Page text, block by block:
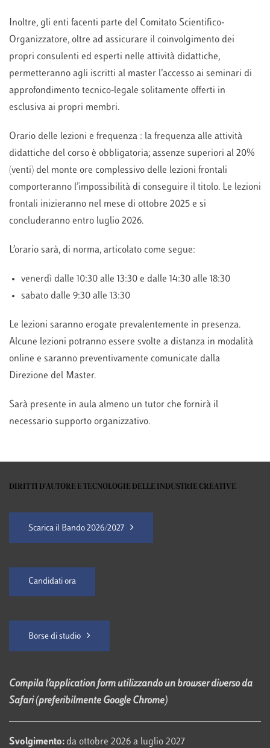
Inoltre, gli enti facenti parte del Comitato Scientifico-
Organizzatore, oltre ad assicurare il coinvolgimento dei
propri consulenti ed esperti nelle attività didattiche,
permetteranno agli iscritti al master l’accesso ai seminari di
approfondimento tecnico-legale solitamente offerti in
esclusiva ai propri membri.
Orario delle lezioni e frequenza : la frequenza alle attività
didattiche del corso è obbligatoria; assenze superiori al 20%
(venti) del monte ore complessivo delle lezioni frontali
comporteranno l’impossibilità di conseguire il titolo. Le lezioni
frontali inizieranno nel mese di ottobre 2025 e si
concluderanno entro luglio 2026.
L’orario sarà, di norma, articolato come segue:
venerdì dalle 10:30 alle 13:30 e dalle 14:30 alle 18:30
sabato dalle 9:30 alle 13:30
Le lezioni saranno erogate prevalentemente in presenza.
Alcune lezioni potranno essere svolte a distanza in modalità
online e saranno preventivamente comunicate dalla
Direzione del Master.
Sarà presente in aula almeno un tutor che fornirà il
necessario supporto organizzativo.
DIRITTI D'AUTORE E TECNOLOGIE DELLE INDUSTRIE CREATIVE
Scarica il Bando 2026/2027
Candidati ora
Borse di studio
Compila l’application form utilizzando un browser diverso da
Safari (preferibilmente Google Chrome)
Svolgimento: da ottobre 2026 a luglio 2027